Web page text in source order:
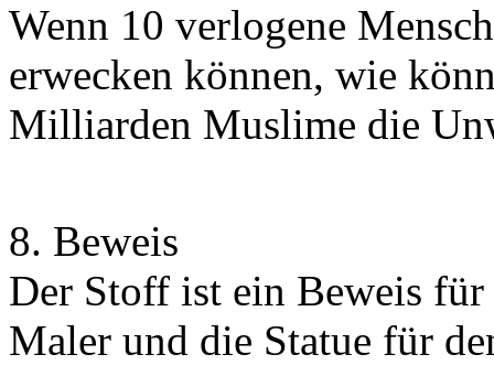
Wenn 10 verlogene
erwecken können, wie
Milliarden Muslime die
8. Beweis
Der Stoff ist ein Beweis
Maler und die Statue für